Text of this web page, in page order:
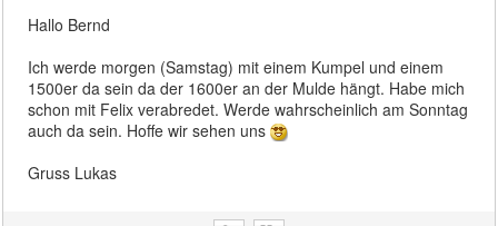
Hallo Bernd
Ich werde morgen (Samstag) mit einem Kumpel und einem
1500er da sein da der 1600er an der Mulde hängt. Habe mich
schon mit Felix verabredet. Werde wahrscheinlich am Sonntag
auch da sein. Hoffe wir sehen uns
Gruss Lukas